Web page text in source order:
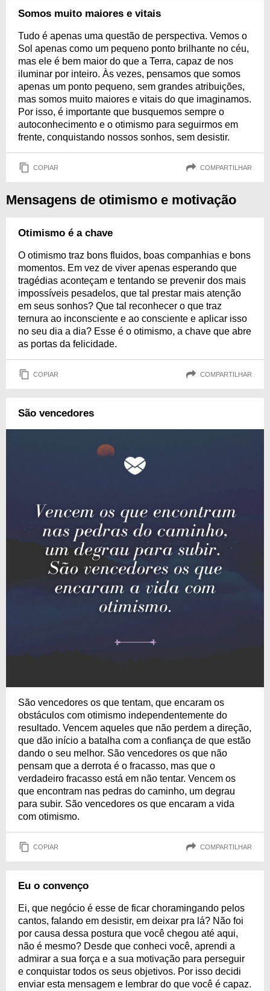
Somos muito maiores e vitais
Tudo é apenas uma questão de perspectiva. Vemos o
Sol apenas como um pequeno ponto brilhante no céu,
mas ele é bem maior do que a Terra, capaz de nos
iluminar por inteiro. Às vezes, pensamos que somos
apenas um ponto pequeno, sem grandes atribuições,
mas somos muito maiores e vitais do que imaginamos.
Por isso, é importante que busquemos sempre o
autoconhecimento e o otimismo para seguirmos em
frente, conquistando nossos sonhos, sem desistir.
COPIAR COMPARTILHAR
Mensagens de otimismo e motivação
Otimismo é a chave
O otimismo traz bons fluidos, boas companhias e bons
momentos. Em vez de viver apenas esperando que
tragédias aconteçam e tentando se prevenir dos mais
impossíveis pesadelos, que tal prestar mais atenção
em seus sonhos? Que tal reconhecer o que traz
ternura ao inconsciente e ao consciente e aplicar isso
no seu dia a dia? Esse é o otimismo, a chave que abre
as portas da felicidade.
COPIAR COMPARTILHAR
São vencedores
São vencedores os que tentam, que encaram os
obstáculos com otimismo independentemente do
resultado. Vencem aqueles que não perdem a direção,
que dão início a batalha com a confiança de que estão
dando o seu melhor. São vencedores os que não
pensam que a derrota é o fracasso, mas que o
verdadeiro fracasso está em não tentar. Vencem os
que encontram nas pedras do caminho, um degrau
para subir. São vencedores os que encaram a vida
com otimismo.
COPIAR COMPARTILHAR
Eu o convenço
Ei, que negócio é esse de ficar choramingando pelos
cantos, falando em desistir, em deixar pra lá? Não foi
por causa dessa postura que você chegou até aqui,
não é mesmo? Desde que conheci você, aprendi a
admirar a sua força e a sua motivação para perseguir
e conquistar todos os seus objetivos. Por isso decidi
enviar esta mensagem e lembrar do que você é capaz.